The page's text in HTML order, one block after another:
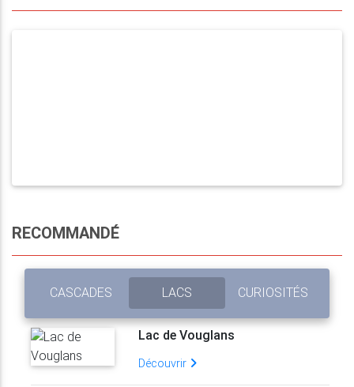
RECOMMANDÉ
CASCADES LACS CURIOSITÉS
Lac de Vouglans
Découvrir